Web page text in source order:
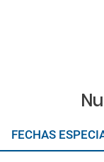
FECHAS